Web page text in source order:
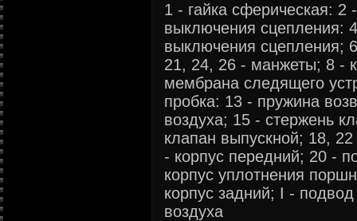
1 - гайка сферическая: 2
выключения сцепления:
выключения сцепления;
21, 24, 26 - манжеты; 8 -
мембрана следящего
пробка: 13 - пружина
воздуха; 15 - стержень
клапан выпускной; 18,
- корпус передний; 20 -
корпус уплотнения
корпус задний; I -
воздуха